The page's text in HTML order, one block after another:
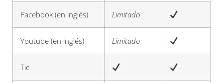
Facebook (en inglés) Limitado
Youtube (en inglés) Limitado
Tic